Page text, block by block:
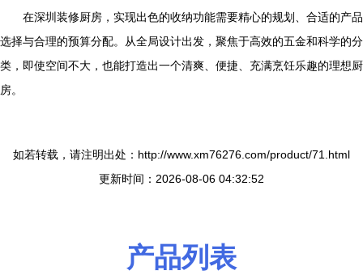
在深圳装修厨房，实现出色的收纳功能需要精心的规划、合适的产品
选择与合理的预算分配。从全局设计出发，聚焦于高效的五金和科学的分
类，即使空间不大，也能打造出一个清爽、便捷、充满烹饪乐趣的理想厨
房。
如若转载，请注明出处：http://www.xm76276.com/product/71.html
更新时间：2026-08-06 04:32:52
产品列表